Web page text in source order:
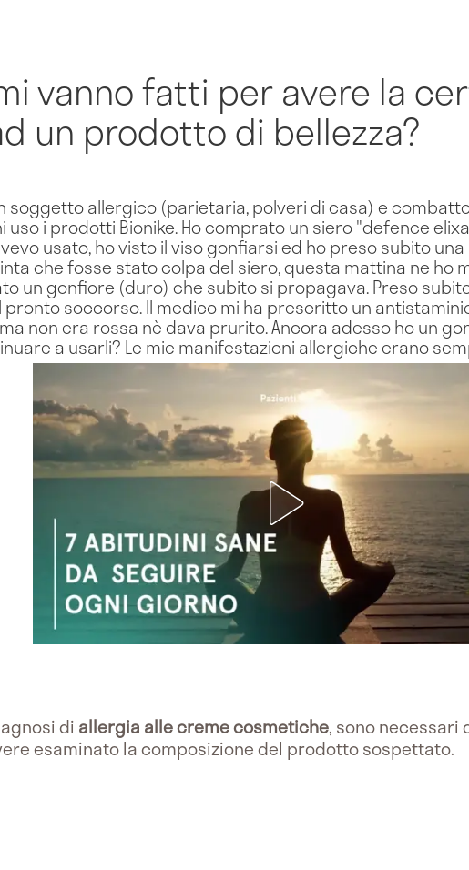
vanno fatti per avere la
un prodotto di bellezza?
soggetto allergico (parietaria, polveri di casa) e
uso i prodotti Bionike. Ho comprato un siero "defence
usato, ho visto il viso gonfiarsi ed ho preso subito
che fosse stato colpa del siero, questa mattina ne ho
un gonfiore (duro) che subito si propagava. Preso
pronto soccorso. Il medico mi ha prescritto un
non era rossa nè dava prurito. Ancora adesso ho un
a usarli? Le mie manifestazioni allergiche erano
di allergia alle creme cosmetiche, sono necessari
esaminato la composizione del prodotto sospettato.